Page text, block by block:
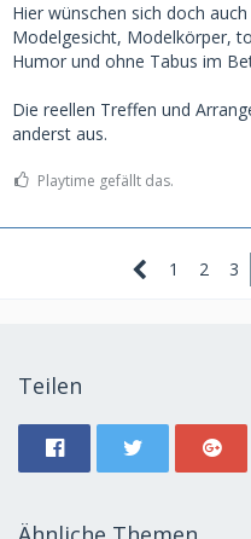
Hier wünschen sich doch
Modelgesicht, Modelkörper,
Humor und ohne Tabus im
Die reellen Treffen und
anderst aus.
Playtime gefällt das.
1 2 3
Teilen